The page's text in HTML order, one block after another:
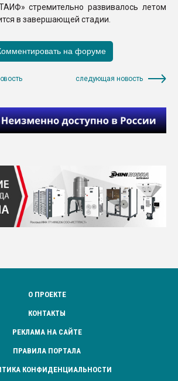
стремительно развивалось летом
в завершающей стадии.
следующая новость
О ПРОЕКТЕ
КОНТАКТЫ
РЕКЛАМА НА САЙТЕ
ПРАВИЛА ПОРТАЛА
КОНФИДЕНЦИАЛЬНОСТИ